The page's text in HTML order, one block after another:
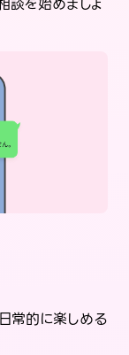
日常的に楽しめる